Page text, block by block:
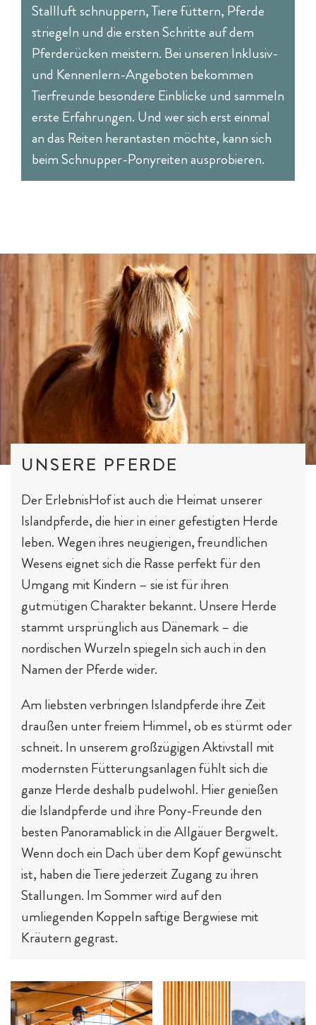
Stallluft schnuppern, Tiere füttern, Pferde
striegeln und die ersten Schritte auf dem
Pferderücken meistern. Bei unseren Inklusiv-
und Kennenlern-Angeboten bekommen
Tierfreunde besondere Einblicke und sammeln
erste Erfahrungen. Und wer sich erst einmal
an das Reiten herantasten möchte, kann sich
beim Schnupper-Ponyreiten ausprobieren.
UNSERE PFERDE
Der ErlebnisHof ist auch die Heimat unserer
Islandpferde, die hier in einer gefestigten Herde
leben. Wegen ihres neugierigen, freundlichen
Wesens eignet sich die Rasse perfekt für den
Umgang mit Kindern – sie ist für ihren
gutmütigen Charakter bekannt. Unsere Herde
stammt ursprünglich aus Dänemark – die
nordischen Wurzeln spiegeln sich auch in den
Namen der Pferde wider.
Am liebsten verbringen Islandpferde ihre Zeit
draußen unter freiem Himmel, ob es stürmt oder
schneit. In unserem großzügigen Aktivstall mit
modernsten Fütterungsanlagen fühlt sich die
ganze Herde deshalb pudelwohl. Hier genießen
die Islandpferde und ihre Pony-Freunde den
besten Panoramablick in die Allgäuer Bergwelt.
Wenn doch ein Dach über dem Kopf gewünscht
ist, haben die Tiere jederzeit Zugang zu ihren
Stallungen. Im Sommer wird auf den
umliegenden Koppeln saftige Bergwiese mit
Kräutern gegrast.